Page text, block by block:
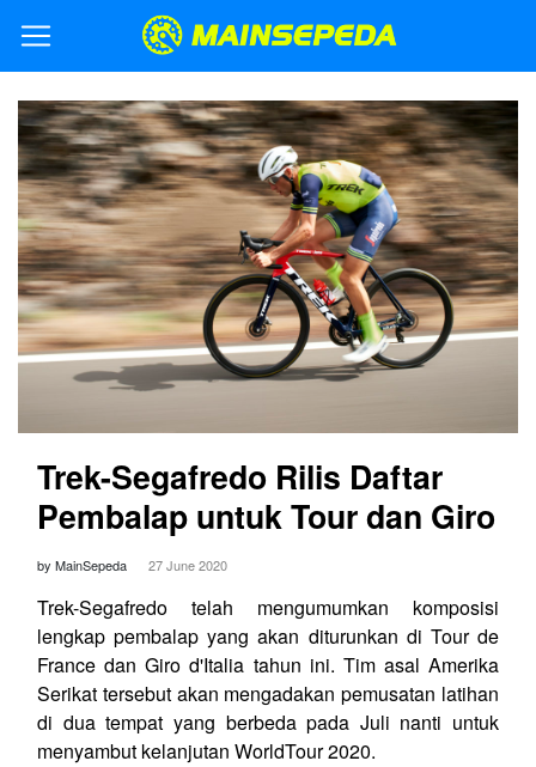
Trek-Segafredo Rilis Daftar
Pembalap untuk Tour dan Giro
by MainSepeda 27 June 2020
Trek-Segafredo telah mengumumkan komposisi
lengkap pembalap yang akan diturunkan di Tour de
France dan Giro d'Italia tahun ini. Tim asal Amerika
Serikat tersebut akan mengadakan pemusatan latihan
di dua tempat yang berbeda pada Juli nanti untuk
menyambut kelanjutan WorldTour 2020.